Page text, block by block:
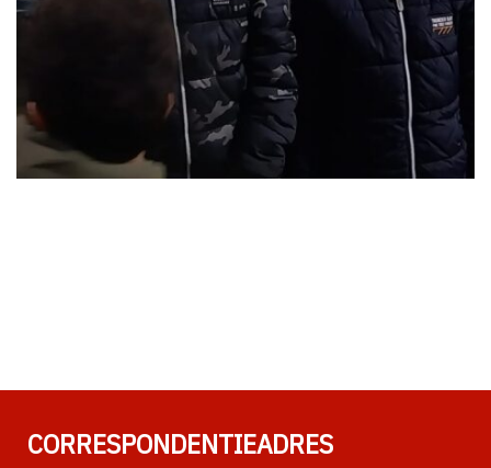
CORRESPONDENTIEADRES